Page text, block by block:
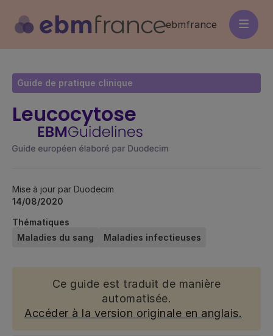
contenu
principal
ebmfrance
Guide de pratique clinique
Leucocytose
Mise à jour par Duodecim
14/08/2020
Thématiques
Maladies du sang
Maladies infectieuses
Ce guide est traduit de manière
automatisée.
Accéder à la version originale en anglais.